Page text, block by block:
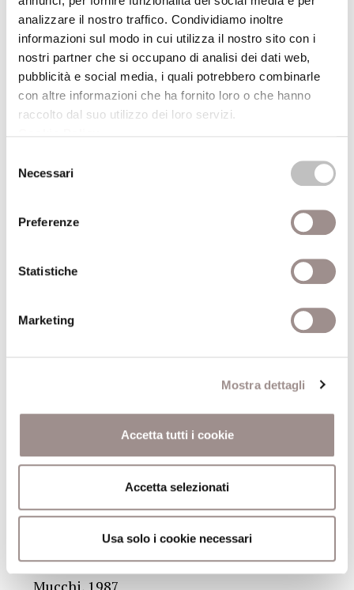
analizzare il nostro traffico. Condividiamo inoltre
informazioni sul modo in cui utilizza il nostro sito con i
nostri partner che si occupano di analisi dei dati web,
pubblicità e social media, i quali potrebbero combinarle
con altre informazioni che ha fornito loro o che hanno
raccolto dal suo utilizzo dei loro servizi.
delNecessari
Preferenze
Statistiche
Marketing
Mostra dettagli
Accetta tutti i cookie
Accetta selezionati
Usa solo i cookie necessari
Elenco dei volumi consultabili e scaricabili
Collegio San Carlo
Modena, Mucchi, 1983
Modena, Mucchi, 1984
Lutero nel suo e nel nostro tempo, Modena,
Il sapere antropologico, Modena, Mucchi,
1986
Immagini e conoscenza, Modena, Mucchi,
1987
Il senso del tempo, Modena, Mucchi, 1988
L’etica nel pensiero contemporaneo, Modena,
Mucchi, 1987